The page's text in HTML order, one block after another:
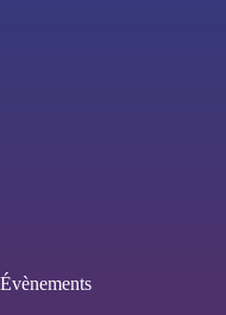
Évènements